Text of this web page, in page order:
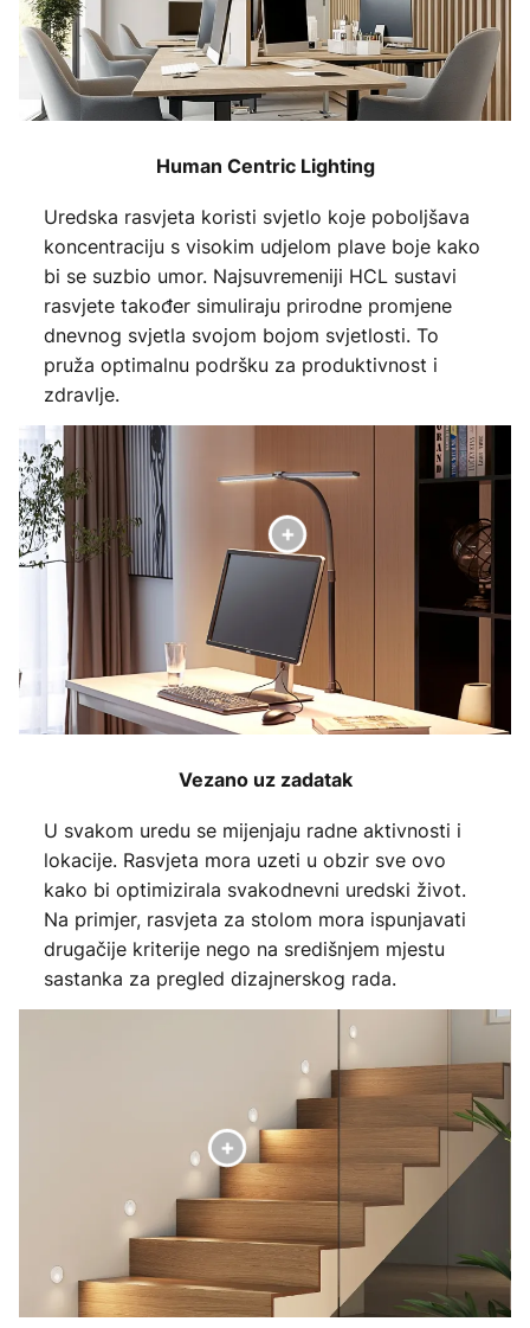
Human Centric Lighting
Uredska rasvjeta koristi svjetlo koje poboljšava
koncentraciju s visokim udjelom plave boje kako
bi se suzbio umor. Najsuvremeniji HCL sustavi
rasvjete također simuliraju prirodne promjene
dnevnog svjetla svojom bojom svjetlosti. To
pruža optimalnu podršku za produktivnost i
zdravlje.
Vezano uz zadatak
U svakom uredu se mijenjaju radne aktivnosti i
lokacije. Rasvjeta mora uzeti u obzir sve ovo
kako bi optimizirala svakodnevni uredski život.
Na primjer, rasvjeta za stolom mora ispunjavati
drugačije kriterije nego na središnjem mjestu
sastanka za pregled dizajnerskog rada.